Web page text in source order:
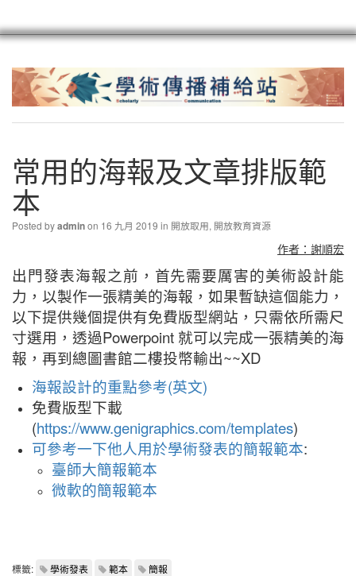
聯繫
常用的海報及文章排版範
本
Posted byadminon 16 九月 2019 in 開放取用, 開放教育資源
作者：謝順宏
出門發表海報之前，首先需要厲害的美術設計能
力，以製作一張精美的海報，如果暫缺這個能力，
以下提供幾個提供有免費版型網站，只需依所需尺
寸選用，透過Powerpoint 就可以完成一張精美的海
報，再到總圖書館二樓投幣輸出~~XD
海報設計的重點參考(英文)
免費版型下載
(https://www.genigraphics.com/templates)
可參考一下他人用於學術發表的簡報範本:
臺師大簡報範本
微軟的簡報範本
標籤: 學術發表 範本 簡報